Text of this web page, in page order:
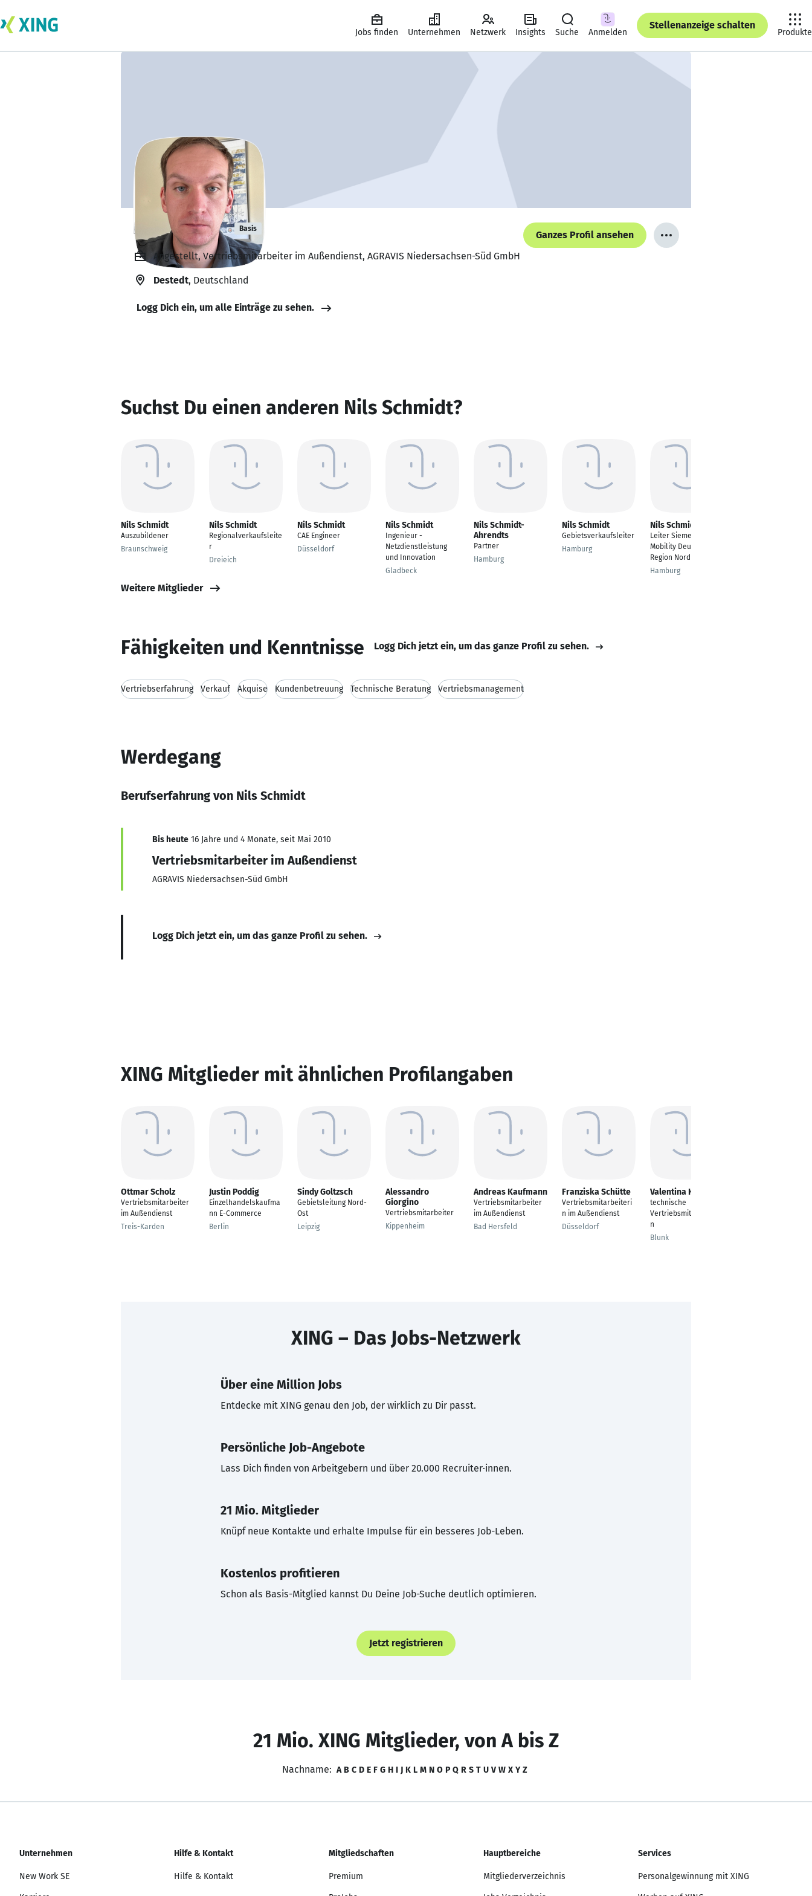
Jobs finden Unternehmen Netzwerk Insights Suche Anmelden
Stellenanzeige schalten
Produkte
Nils Schmidt Basis
Ganzes Profil ansehen
Angestellt, Vertriebsmitarbeiter im Außendienst, AGRAVIS Niedersachsen-Süd GmbH
Destedt, Deutschland
Logg Dich ein, um alle Einträge zu sehen.
Suchst Du einen anderen Nils Schmidt?
Nils Schmidt
Auszubildener
Braunschweig
Nils Schmidt
Regionalverkaufsleite
r
Dreieich
Nils Schmidt
CAE Engineer
Düsseldorf
Nils Schmidt
Ingenieur -
Netzdienstleistung
und Innovation
Gladbeck
Nils Schmidt-
Ahrendts
Partner
Hamburg
Nils Schmidt
Gebietsverkaufsleiter
Hamburg
Nils Schmidt
Leiter Siemens
Mobility Deutschland
Region Nord
Hamburg
Weitere Mitglieder
Fähigkeiten und Kenntnisse Logg Dich jetzt ein, um das ganze Profil zu sehen.
Vertriebserfahrung Verkauf Akquise Kundenbetreuung Technische Beratung Vertriebsmanagement
Werdegang
Berufserfahrung von Nils Schmidt
Bis heute 16 Jahre und 4 Monate, seit Mai 2010
Vertriebsmitarbeiter im Außendienst
AGRAVIS Niedersachsen-Süd GmbH
Logg Dich jetzt ein, um das ganze Profil zu sehen.
XING Mitglieder mit ähnlichen Profilangaben
Ottmar Scholz
Vertriebsmitarbeiter
im Außendienst
Treis-Karden
Justin Poddig
Einzelhandelskaufma
nn E-Commerce
Berlin
Sindy Goltzsch
Gebietsleitung Nord-
Ost
Leipzig
Alessandro
Giorgino
Vertriebsmitarbeiter
Kippenheim
Andreas Kaufmann
Vertriebsmitarbeiter
im Außendienst
Bad Hersfeld
Franziska Schütte
Vertriebsmitarbeiteri
n im Außendienst
Düsseldorf
Valentina Koch
technische
Vertriebsmitarbeiteri
n
Blunk
XING – Das Jobs-Netzwerk
Über eine Million Jobs
Entdecke mit XING genau den Job, der wirklich zu Dir passt.
Persönliche Job-Angebote
Lass Dich finden von Arbeitgebern und über 20.000 Recruiter·innen.
21 Mio. Mitglieder
Knüpf neue Kontakte und erhalte Impulse für ein besseres Job-Leben.
Kostenlos profitieren
Schon als Basis-Mitglied kannst Du Deine Job-Suche deutlich optimieren.
Jetzt registrieren
21 Mio. XING Mitglieder, von A bis Z
Nachname: A B C D E F G H I J K L M N O P Q R S T U V W X Y Z
Unternehmen
New Work SE
Hilfe & Kontakt
Hilfe & Kontakt
Mitgliedschaften
Premium
Hauptbereiche
Mitgliederverzeichnis
Services
Personalgewinnung mit XING